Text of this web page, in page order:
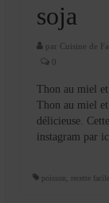
soja
par Cuisine de
0
Thon au miel et
Thon au miel
délicieuse.
instagram
poisson recette facile